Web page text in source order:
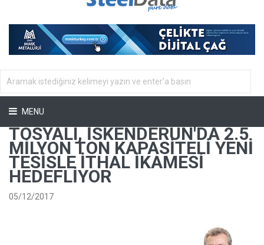
MENU
TOSYALI, İSKENDERUN'DA 2.5
MILYON TON KAPASITELI YENI
TESISLE İTHAL İKAMESI
HEDEFLIYOR
05/12/2017